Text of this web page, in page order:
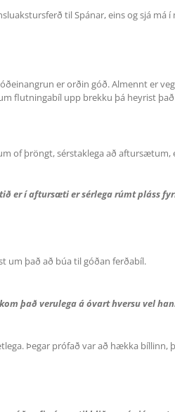
til Spánar, eins og sjá
er orðin góð. Almennt er
flutningabíl upp brekku þá heyrist það
of þröngt, sérstaklega að aftursætum,
er í aftursæti er sérlega rúmt
um það að búa til góðan ferðabíl.
það verulega á óvart hversu vel
Þegar prófað var að hækka